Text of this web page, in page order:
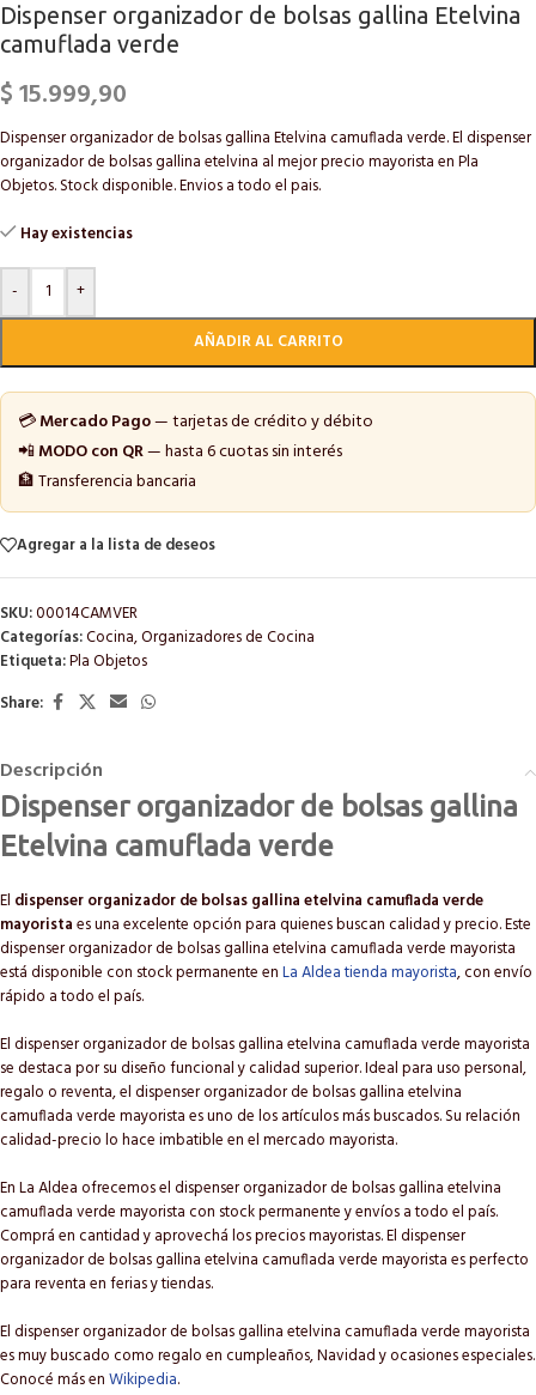
Dispenser organizador de bolsas gallina Etelvina
camuflada verde
$15.999,90
Dispenser organizador de bolsas gallina Etelvina camuflada verde. El dispenser
organizador de bolsas gallina etelvina al mejor precio mayorista en Pla
Objetos. Stock disponible. Envios a todo el pais.
Hay existencias
-
+
AÑADIR AL CARRITO
💳Mercado Pago— tarjetas de crédito y débito
📲MODO con QR— hasta 6 cuotas sin interés
🏦 Transferencia bancaria
Agregar a la lista de deseos
SKU:00014CAMVER
Categorías:Cocina,Organizadores de Cocina
Etiqueta:Pla Objetos
Share:
Descripción
Dispenser organizador de bolsas gallina
Etelvina camuflada verde
El dispenser organizador de bolsas gallina etelvina camuflada verde
mayoristaes una excelente opción para quienes buscan calidad y precio. Este
dispenser organizador de bolsas gallina etelvina camuflada verde mayorista
está disponible con stock permanente enLa Aldea tienda mayorista, con envío
rápido a todo el país.
El dispenser organizador de bolsas gallina etelvina camuflada verde mayorista
se destaca por su diseño funcional y calidad superior. Ideal para uso personal,
regalo o reventa, el dispenser organizador de bolsas gallina etelvina
camuflada verde mayorista es uno de los artículos más buscados. Su relación
calidad-precio lo hace imbatible en el mercado mayorista.
En La Aldea ofrecemos el dispenser organizador de bolsas gallina etelvina
camuflada verde mayorista con stock permanente y envíos a todo el país.
Comprá en cantidad y aprovechá los precios mayoristas. El dispenser
organizador de bolsas gallina etelvina camuflada verde mayorista es perfecto
para reventa en ferias y tiendas.
El dispenser organizador de bolsas gallina etelvina camuflada verde mayorista
es muy buscado como regalo en cumpleaños, Navidad y ocasiones especiales.
Conocé más enWikipedia.